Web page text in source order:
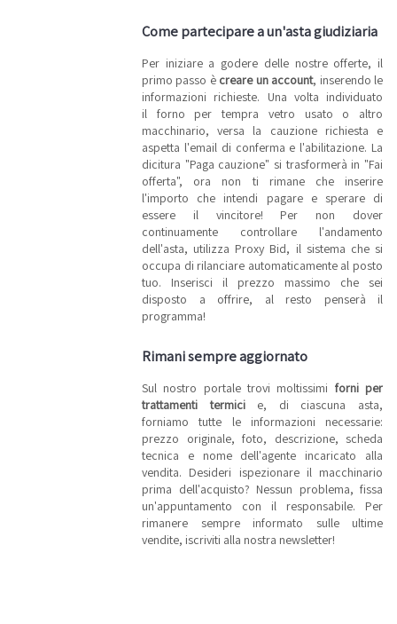
Come partecipare a un'asta giudiziaria
Per iniziare a godere delle nostre offerte, il
primo passo è creare un account, inserendo le
informazioni richieste. Una volta individuato
il forno per tempra vetro usato o altro
macchinario, versa la cauzione richiesta e
aspetta l'email di conferma e l'abilitazione. La
dicitura "Paga cauzione" si trasformerà in "Fai
offerta", ora non ti rimane che inserire
l'importo che intendi pagare e sperare di
essere il vincitore! Per non dover
continuamente controllare l'andamento
dell'asta, utilizza Proxy Bid, il sistema che si
occupa di rilanciare automaticamente al posto
tuo. Inserisci il prezzo massimo che sei
disposto a offrire, al resto penserà il
programma!
Rimani sempre aggiornato
Sul nostro portale trovi moltissimi forni per
trattamenti termicie, di ciascuna asta,
forniamo tutte le informazioni necessarie:
prezzo originale, foto, descrizione, scheda
tecnica e nome dell'agente incaricato alla
vendita. Desideri ispezionare il macchinario
prima dell'acquisto? Nessun problema, fissa
un'appuntamento con il responsabile. Per
rimanere sempre informato sulle ultime
vendite, iscriviti alla nostra newsletter!